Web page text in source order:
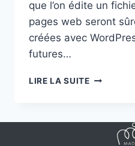
que l’on édite un
pages web seront
créées avec
futures…
LIRE LA SUITE